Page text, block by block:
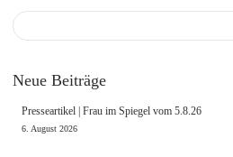
Neue Beiträge
Presseartikel | Frau im Spiegel vom 5.8.26
6. August 2026